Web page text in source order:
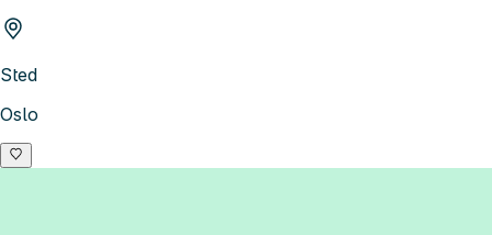
Sted
Oslo